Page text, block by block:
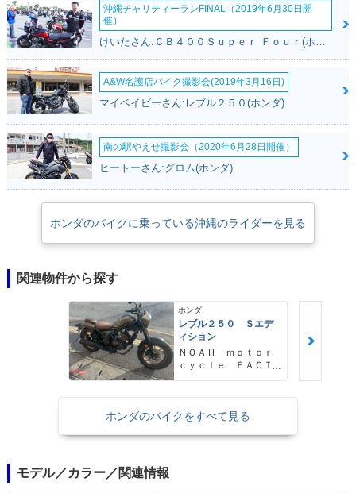
沖縄チャリティーランFINAL（2019年6月30日開
催）
けいたさん:ＣＢ４００Ｓｕｐｅｒ Ｆｏｕｒ(ホンダ)
A&W名護店バイク撮影会(2019年3月16日)
マイベイビーさん:レブル２５０(ホンダ)
南の駅やえせ撮影会（2020年6月28日開催）
ヒートーさん:グロム(ホンダ)
ホンダのバイクに乗っている沖縄のライダーを見る
関連物件から探す
ホンダ
レブル２５０ Ｓエデ
ィション
ＮＯＡＨ ｍｏｔｏｒ
ｃｙｃｌｅ ＦＡＣＴ
ホンダのバイクをすべて見る
モデル／カラー／関連情報